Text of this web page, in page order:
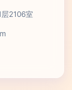
2106室